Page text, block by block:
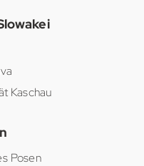
Kaschau
Posen